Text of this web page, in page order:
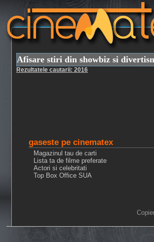
Afisare stiri din showbiz si
Rezultatele cautarii: 2016
gaseste pe cinematex
Magazinul tau de carti
Lista ta de filme preferate
Actori si celebritati
Top Box Office SUA